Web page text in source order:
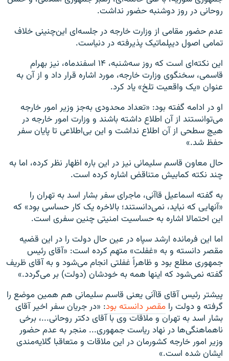
روحانی در روز دوشنبه حضور نداشت.
عدم حضور مقامی از وزارت خارجه در جلسه‌ای این‌چنینی خلاف
تمامی اصول دیپلماتیک پذیرفته در دنیاست.
این نکته‌ای است که روز سه‌شنبه، ۱۴ اسفندماه، نیز بهرام
قاسمی، سخنگوی وزارت خارجه، مورد اشاره قرار داد و از آن به
عنوان «یک واقعیت تلخ» یاد کرد.
او در ادامه گفته بود: «تعداد محدودی به‌جز وزیر امور خارجه
می‌توانستند از آن اطلاع داشته باشند و وزارت امور خارجه در
هیچ سطحی از آن اطلاع نداشت و این بی‌اطلاعی تا پایان سفر
حفظ شد.»
حال معاون قاسم سلیمانی نیز در این باره اظهار نظر کرده، اما به
چند نکته کمابیش متناقض اشاره کرده است.
به گفته اسماعیل قاآنی، ماجرای سفر بشار اسد به تهران را
«آنهایی که نباید، نمی‌دانستند؛ بالاخره یک کار حساسی بود» که
این احتمالا اشاره به حساسیت امنیتی چنین سفری است.
اما این فرمانده ارشد سپاه در عین حال دولت را در این قضیه
مقصر دانسته و به «غفلت» متهم کرده است:‌ «آقای رئیس
جمهوری مطلع بود و ظاهراً غفلتی انجام می‌شود و به آقای ظریف
گفته نمی‌شود که اینها همه به خودشان (دولت) بر می‌گردد.»
پیشتر رئیس آقای قاآنی یعنی قاسم سلیمانی هم همین موضع را
گرفته و دولت را مقصر دانسته بود: «در جریان سفر اخیر آقای
بشار اسد به تهران و ملاقات وی با آقای دکتر روحانی...، برخی
ناهماهنگی‌ها در نهاد ریاست جمهوری... منجر به عدم حضور
وزیر امور خارجه کشورمان در این ملاقات و متعاقبا گلایه‌مندی
ایشان شده است.»